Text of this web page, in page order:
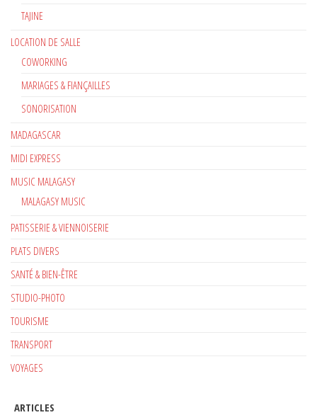
TAJINE
LOCATION DE SALLE
COWORKING
MARIAGES & FIANÇAILLES
SONORISATION
MADAGASCAR
MIDI EXPRESS
MUSIC MALAGASY
MALAGASY MUSIC
PATISSERIE & VIENNOISERIE
PLATS DIVERS
SANTÉ & BIEN-ÊTRE
STUDIO-PHOTO
TOURISME
TRANSPORT
VOYAGES
ARTICLES